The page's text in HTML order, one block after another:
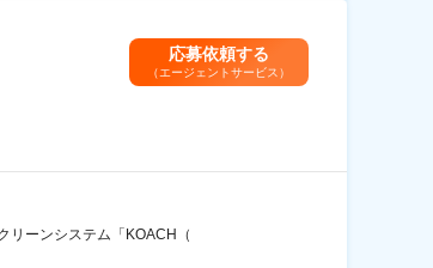
応募依頼する
（エージェントサービス）
ーンシステム「KOACH（